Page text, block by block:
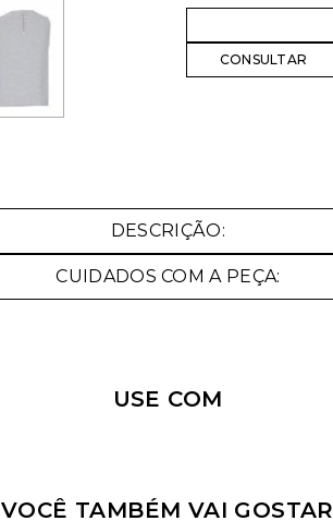
Selecione o tamanho que você deseja:
DESCRIÇÃO:
CUIDADOS COM A PEÇA:
USE COM
VOCÊ TAMBÉM VAI GOSTAR